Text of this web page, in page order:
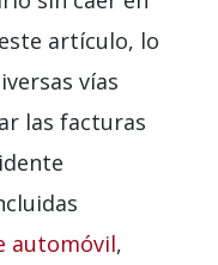
artículo, lo
vías
las facturas
automóvil,